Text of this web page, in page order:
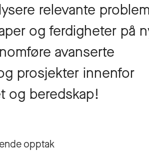
relevante
og ferdigheter på
avanserte
prosjekter innenfor
og beredskap!
opptak